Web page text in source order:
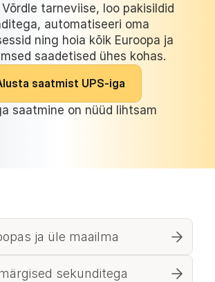
tarneviise, loo pakisildid
automatiseeri oma
ning hoia kõik Euroopa ja
saadetised ühes kohas.
lusta saatmist UPS-iga
saatmine on nüüd lihtsam
ja üle maailma
sekunditega